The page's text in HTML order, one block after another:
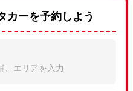
カーを予約しよう
、エリアを入力